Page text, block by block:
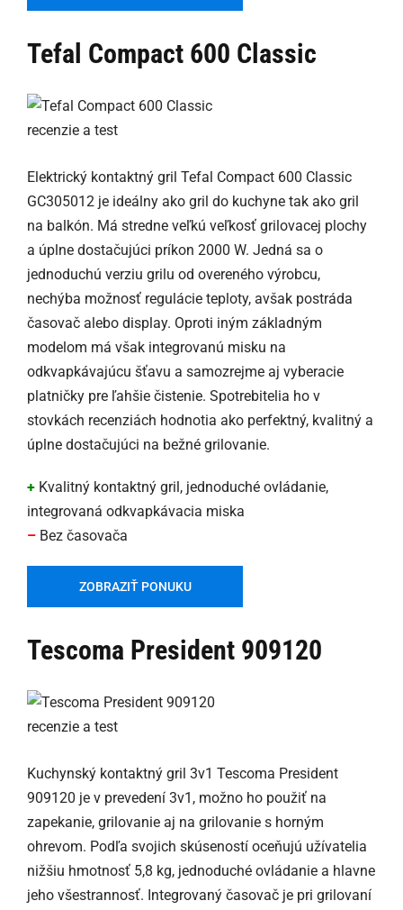
Tefal Compact 600 Classic
Elektrický kontaktný gril Tefal Compact 600 Classic
GC305012 je ideálny ako gril do kuchyne tak ako gril
na balkón. Má stredne veľkú veľkosť grilovacej plochy
a úplne dostačujúci príkon 2000 W. Jedná sa o
jednoduchú verziu grilu od overeného výrobcu,
nechýba možnosť regulácie teploty, avšak postráda
časovač alebo display. Oproti iným základným
modelom má však integrovanú misku na
odkvapkávajúcu šťavu a samozrejme aj vyberacie
platničky pre ľahšie čistenie. Spotrebitelia ho v
stovkách recenziách hodnotia ako perfektný, kvalitný a
úplne dostačujúci na bežné grilovanie.
+ Kvalitný kontaktný gril, jednoduché ovládanie,
integrovaná odkvapkávacia miska
– Bez časovača
ZOBRAZIŤ PONUKU
Tescoma President 909120
Kuchynský kontaktný gril 3v1 Tescoma President
909120 je v prevedení 3v1, možno ho použiť na
zapekanie, grilovanie aj na grilovanie s horným
ohrevom. Podľa svojich skúseností oceňujú užívatelia
nižšiu hmotnosť 5,8 kg, jednoduché ovládanie a hlavne
jeho všestrannosť. Integrovaný časovač je pri grilovaní